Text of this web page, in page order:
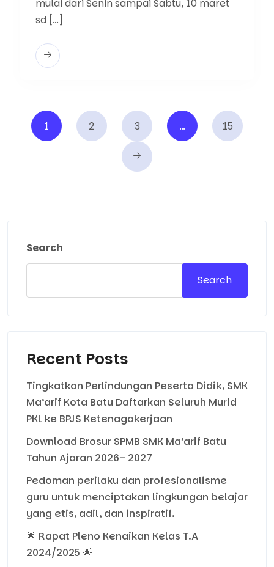
mulai dari Senin sampai Sabtu, 10 maret
sd […]
Posts
pagination
1 2 3 … 15
Search
Search
Recent Posts
Tingkatkan Perlindungan Peserta Didik, SMK
Ma’arif Kota Batu Daftarkan Seluruh Murid
PKL ke BPJS Ketenagakerjaan
Download Brosur SPMB SMK Ma’arif Batu
Tahun Ajaran 2026- 2027
Pedoman perilaku dan profesionalisme
guru untuk menciptakan lingkungan belajar
yang etis, adil, dan inspiratif.
🌟 Rapat Pleno Kenaikan Kelas T.A
2024/2025 🌟